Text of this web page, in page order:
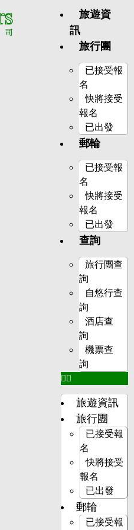
旅遊資
訊
旅行團
已接受報
名
快將接受
報名
已出發
郵輪
已接受報
名
快將接受
報名
已出發
查詢
旅行團查
詢
自悠行查
詢
酒店查
詢
機票查
詢
旅遊資訊
旅行團
已接受報
名
快將接受
報名
已出發
郵輪
已接受報